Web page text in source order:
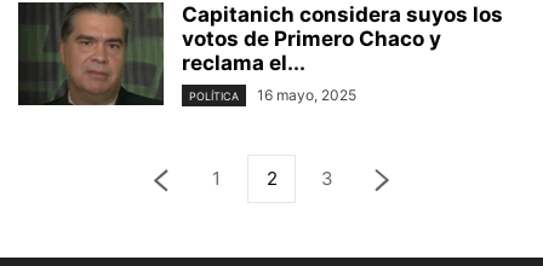
Capitanich considera suyos los
votos de Primero Chaco y
reclama el...
POLÍTICA 16 mayo, 2025
1 2 3